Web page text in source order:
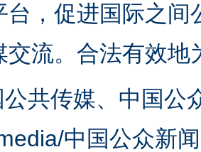
台，促进国际之
交流。合法有效地
公共传媒、中国公
中国公众新